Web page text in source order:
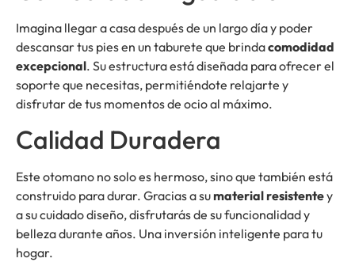
Imagina llegar a casa después de un largo día y poder
descansar tus pies en un taburete que brindacomodidad
excepcional. Su estructura está diseñada para ofrecer el
soporte que necesitas, permitiéndote relajarte y
disfrutar de tus momentos de ocio al máximo.
Calidad Duradera
Este otomano no solo es hermoso, sino que también está
construido para durar. Gracias a sumaterial resistentey
a su cuidado diseño, disfrutarás de su funcionalidad y
belleza durante años. Una inversión inteligente para tu
hogar.